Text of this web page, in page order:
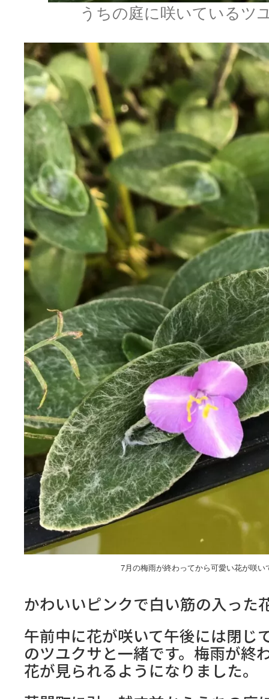
うちの庭に咲いているツ
7月の梅雨が終わってから可愛い花が咲い
かわいいピンクで白い筋の入った
午前中に花が咲いて午後には閉じ
のツユクサと一緒です。梅雨が終
花が見られるようになりました。